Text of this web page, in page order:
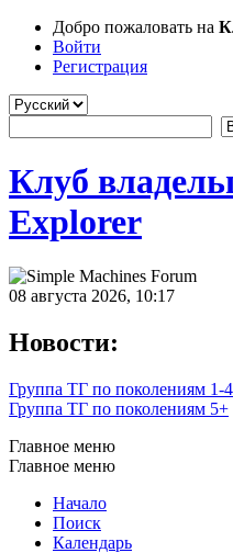
Добро пожаловать на
Войти
Регистрация
Клуб
Explorer
08 августа 2026, 10:17
Новости:
Группа ТГ по поколениям 1-4
Группа ТГ по поколениям 5+
Главное меню
Главное меню
Начало
Поиск
Календарь